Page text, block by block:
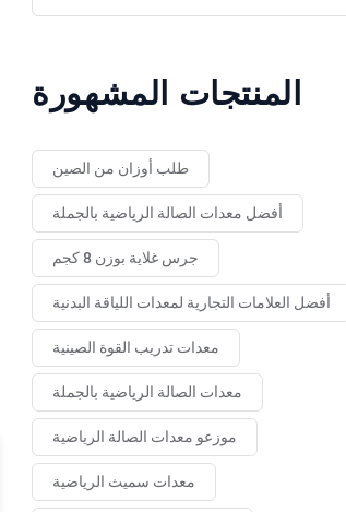
المنتجات المشهورة
طلب أوزان من الصين
أفضل معدات الصالة الرياضية بالجملة
جرس غلاية بوزن 8 كجم
أفضل العلامات التجارية لمعدات اللياقة البدنية
معدات تدريب القوة الصينية
معدات الصالة الرياضية بالجملة
موزعو معدات الصالة الرياضية
معدات سميث الرياضية